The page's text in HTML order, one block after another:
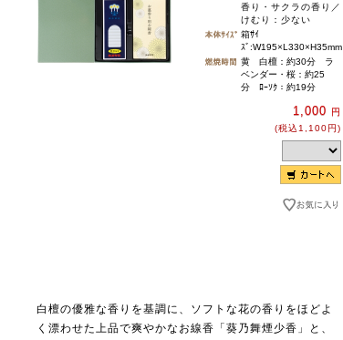
香り・サクラの香り／
けむり：少ない
箱ｻｲ
ｽﾞ:W195×L330×H35mm
黄 白檀：約30分 ラ
ベンダー・桜：約25
分 ﾛｰｿｸ：約19分
1,000
円
(税込1,100円)
白檀の優雅な香りを基調に、ソフトな花の香りをほどよ
く漂わせた上品で爽やかなお線香「葵乃舞煙少香」と、